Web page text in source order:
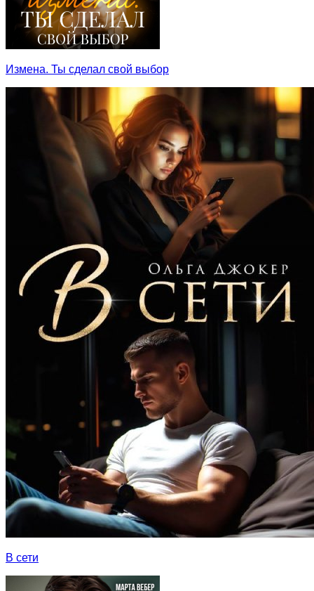
Измена. Ты сделал свой выбор
В сети